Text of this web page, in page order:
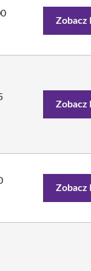
Zobacz
Zobacz
Zobacz